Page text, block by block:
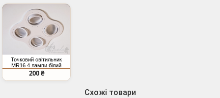
Точковий світильник
MR16 4 лампи білий
поворотний
200 ₴
Схожі товари